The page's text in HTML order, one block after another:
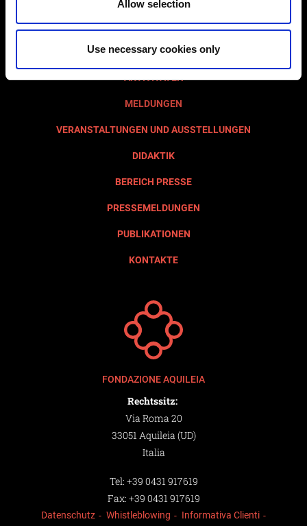
Allow selection
Use necessary cookies only
SEHENSWÜRDIGKEITEN
STIFTUNG
AKTIVITÄTEN
MELDUNGEN
VERANSTALTUNGEN UND AUSSTELLUNGEN
DIDAKTIK
BEREICH PRESSE
PRESSEMELDUNGEN
PUBLIKATIONEN
KONTAKTE
FONDAZIONE AQUILEIA
Rechtssitz:
Via Roma 20
33051 Aquileia (UD)
Italia
Tel: +39 0431 917619
Fax: +39 0431 917619
Datenschutz Whistleblowing Informativa Clienti